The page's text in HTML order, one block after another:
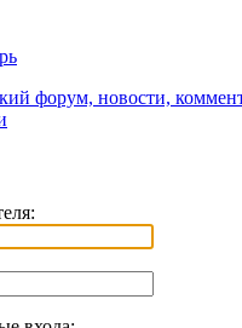
форум, новости,